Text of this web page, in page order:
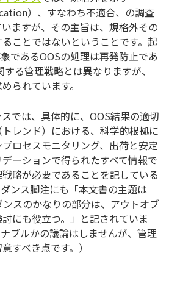
）、すなわち不適合、の調査
ますが、その主旨は、規格外その
ことではないということです。起
であるOOSの処理は再発防止であ
する管理戦略とは異なりますが、
られています。
では、具体的に、OOS結果の適切
レンド）における、科学的根拠に
ロセスモニタリング、出荷と安定
ーションで得られたすべて情報で
略が必要であることを記している
ンス脚注にも「本文書の主題は
スのかなりの部分は、アウトオブ
にも役立つ。」と記されていま
ブルかの議論はしませんが、管理
すべき点です。）